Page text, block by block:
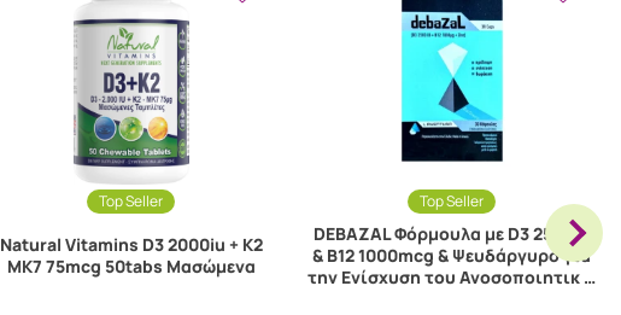
Top Seller
Natural Vitamins D3 2000iu + K2
MK7 75mcg 50tabs Μασώμενα
Top Seller
DEBAZAL Φόρμουλα με D3 2500iu
& B12 1000mcg & Ψευδάργυρο για
την Ενίσχυση του Ανοσοποιητικ …